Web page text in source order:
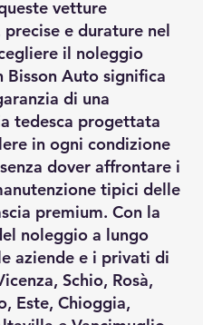
vetture
e durature nel
il noleggio
Bisson Auto significa
di una
tedesca progettata
in ogni condizione
dover affrontare i
tipici delle
premium. Con la
noleggio a lungo
aziende e i privati di
Schio, Rosà,
Este, Chioggia,